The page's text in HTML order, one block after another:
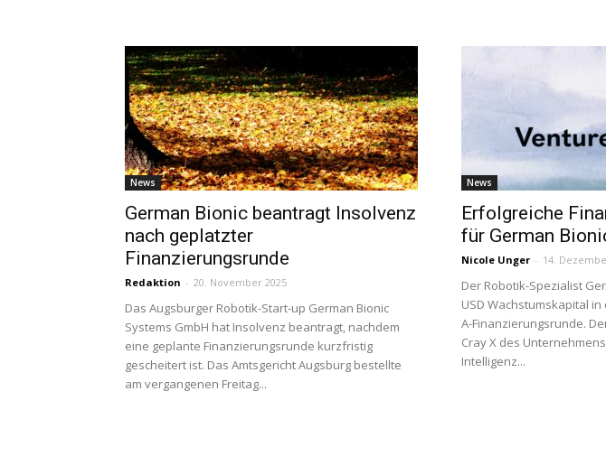
News
German Bionic beantragt Insolvenz
nach geplatzter
Finanzierungsrunde
Redaktion - 20. November 2025
Das Augsburger Robotik-Start-up German Bionic
Systems GmbH hat Insolvenz beantragt, nachdem
eine geplante Finanzierungsrunde kurzfristig
gescheitert ist. Das Amtsgericht Augsburg bestellte
am vergangenen Freitag...
News
Erfolgreiche
für German
Nicole Unger - 14.
Der Robotik-Spezialist
USD Wachstumskapital
A-Finanzierungsrunde.
Cray X des
Intelligenz...